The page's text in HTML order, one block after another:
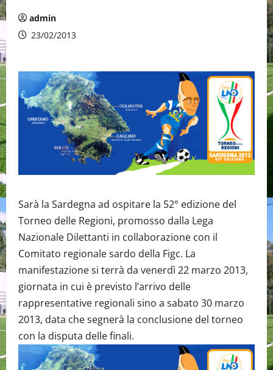
admin
23/02/2013
Sarà la Sardegna ad ospitare la 52° edizione del
Torneo delle Regioni, promosso dalla Lega
Nazionale Dilettanti in collaborazione con il
Comitato regionale sardo della Figc. La
manifestazione si terrà da venerdì 22 marzo 2013,
giornata in cui è previsto l’arrivo delle
rappresentative regionali sino a sabato 30 marzo
2013, data che segnerà la conclusione del torneo
con la disputa delle finali.